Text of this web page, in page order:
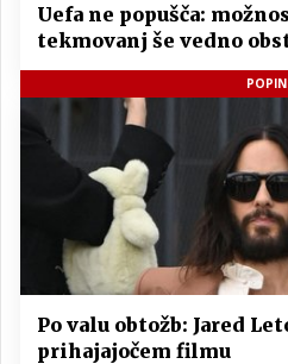
Uefa ne popušča:
tekmovanj še vedno
POPIN
Po valu obtožb: Jared
prihajajočem filmu